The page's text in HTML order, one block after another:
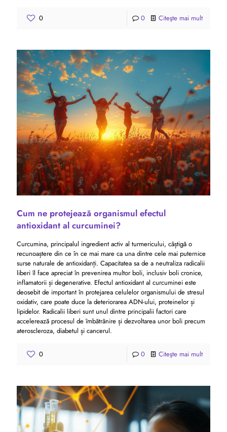
0 0 Citeşte mai mult
Cum ne protejează organismul efectul
antioxidant al curcuminei?
Curcumina, principalul ingredient activ al turmericului, câștigă o
recunoaștere din ce în ce mai mare ca una dintre cele mai puternice
surse naturale de antioxidanți. Capacitatea sa de a neutraliza radicalii
liberi îl face apreciat în prevenirea multor boli, inclusiv boli cronice,
inflamatorii și degenerative. Efectul antioxidant al curcuminei este
deosebit de important în protejarea celulelor organismului de stresul
oxidativ, care poate duce la deteriorarea ADN-ului, proteinelor și
lipidelor. Radicalii liberi sunt unul dintre principalii factori care
accelerează procesul de îmbătrânire și dezvoltarea unor boli precum
ateroscleroza, diabetul și cancerul.
0 0 Citeşte mai mult